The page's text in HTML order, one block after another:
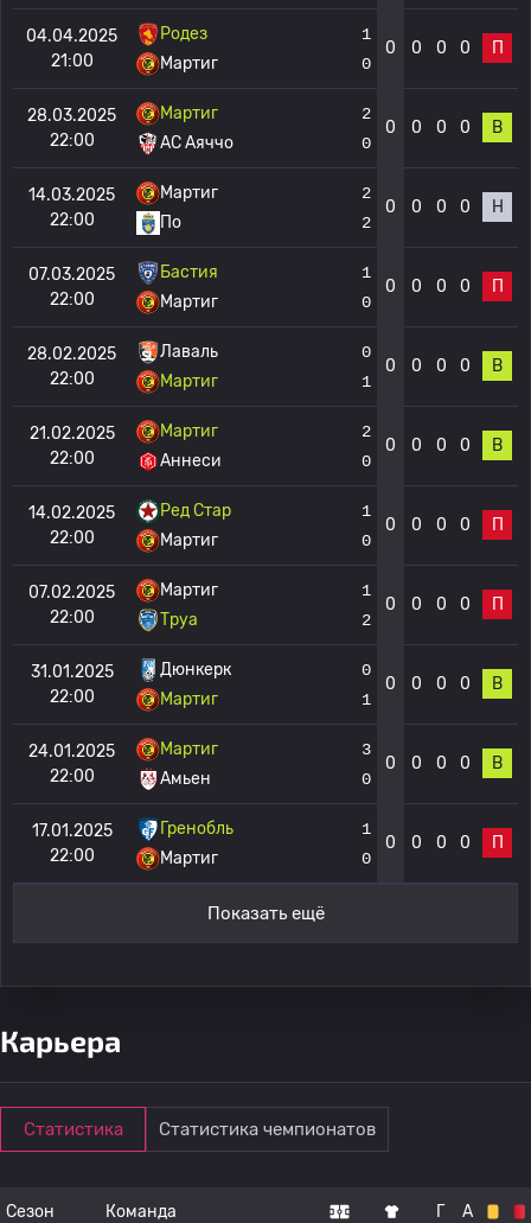
04.04.2025
21:00
Родез
Мартиг
1
0
0 0 0 0 П
28.03.2025
22:00
Мартиг
AC Аяччо
2
0
0 0 0 0 В
14.03.2025
22:00
Мартиг
По
2
2
0 0 0 0 Н
07.03.2025
22:00
Бастия
Мартиг
1
0
0 0 0 0 П
28.02.2025
22:00
Лаваль
Мартиг
0
1
0 0 0 0 В
21.02.2025
22:00
Мартиг
Аннеси
2
0
0 0 0 0 В
14.02.2025
22:00
Ред Стар
Мартиг
1
0
0 0 0 0 П
07.02.2025
22:00
Мартиг
Труа
1
2
0 0 0 0 П
31.01.2025
22:00
Дюнкерк
Мартиг
0
1
0 0 0 0 В
24.01.2025
22:00
Мартиг
Амьен
3
0
0 0 0 0 В
17.01.2025
22:00
Гренобль
Мартиг
1
0
0 0 0 0 П
Показать ещё
Карьера
Статистика Статистика чемпионатов
Сезон Команда Г А